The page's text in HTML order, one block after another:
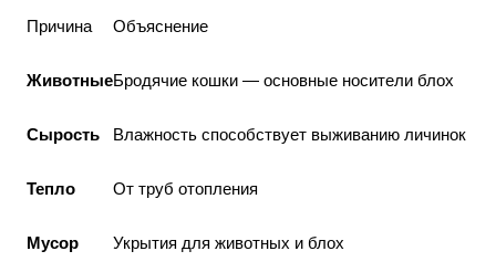
Причина Объяснение
ЖивотныеБродячие кошки — основные носители блох
Сырость Влажность способствует выживанию личинок
Тепло От труб отопления
Мусор Укрытия для животных и блох